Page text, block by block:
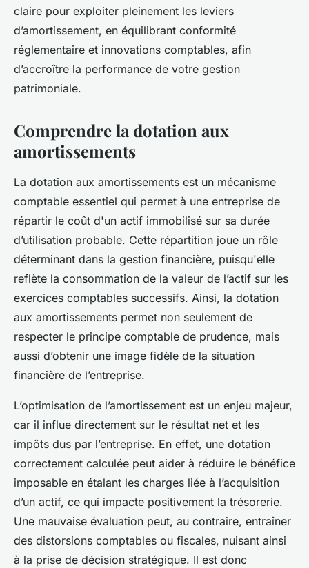
claire pour exploiter pleinement les leviers
d’amortissement, en équilibrant conformité
réglementaire et innovations comptables, afin
d’accroître la performance de votre gestion
patrimoniale.
Comprendre la dotation aux
amortissements
La dotation aux amortissements est un mécanisme
comptable essentiel qui permet à une entreprise de
répartir le coût d'un actif immobilisé sur sa durée
d’utilisation probable. Cette répartition joue un rôle
déterminant dans la gestion financière, puisqu'elle
reflète la consommation de la valeur de l’actif sur les
exercices comptables successifs. Ainsi, la dotation
aux amortissements permet non seulement de
respecter le principe comptable de prudence, mais
aussi d’obtenir une image fidèle de la situation
financière de l’entreprise.
L’optimisation de l’amortissement est un enjeu majeur,
car il influe directement sur le résultat net et les
impôts dus par l’entreprise. En effet, une dotation
correctement calculée peut aider à réduire le bénéfice
imposable en étalant les charges liée à l’acquisition
d’un actif, ce qui impacte positivement la trésorerie.
Une mauvaise évaluation peut, au contraire, entraîner
des distorsions comptables ou fiscales, nuisant ainsi
à la prise de décision stratégique. Il est donc